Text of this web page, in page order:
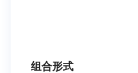
组合形式